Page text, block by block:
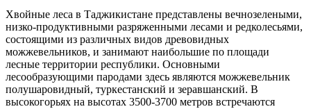
Хвойные леса в Таджикистане представлены вечнозелеными,
низко-продуктивными разряженными лесами и редколесьями,
состоящими из различных видов древовидных
можжевельников, и занимают наибольшие по площади
лесные территории республики. Основными
лесообразующими пародами здесь являются можжевельник
полушаровидный, туркестанский и зеравшанский. В
высокогорьях на высотах 3500-3700 метров встречаются